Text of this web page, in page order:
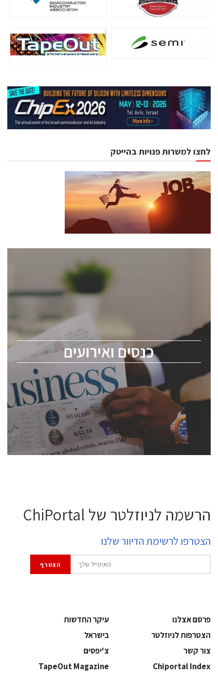
לחצו למשרות פנויות בהייטק
כנסים ואירועים
כנסים ואירועים
לכל העוסקים בתעשיית הסמיקונדקטור כולל מהנדסים,
ChipEx2026 will be held on May 12-13, 2026. The
conference is intended for everyone involved in the
semiconductor industry, including engineers,
professional experts, and senior executives.
לחץ לפרטים
הרשמה לניוזלטר של ChiPortal
הצטרפו לרשימת הדיוור שלנו
פרסם אצלנו
עיקר החדשות
הצטרפות לניוזלטר
בישראל
צור קשר
צ'יפסים
Chiportal Index
TapeOut Magazine